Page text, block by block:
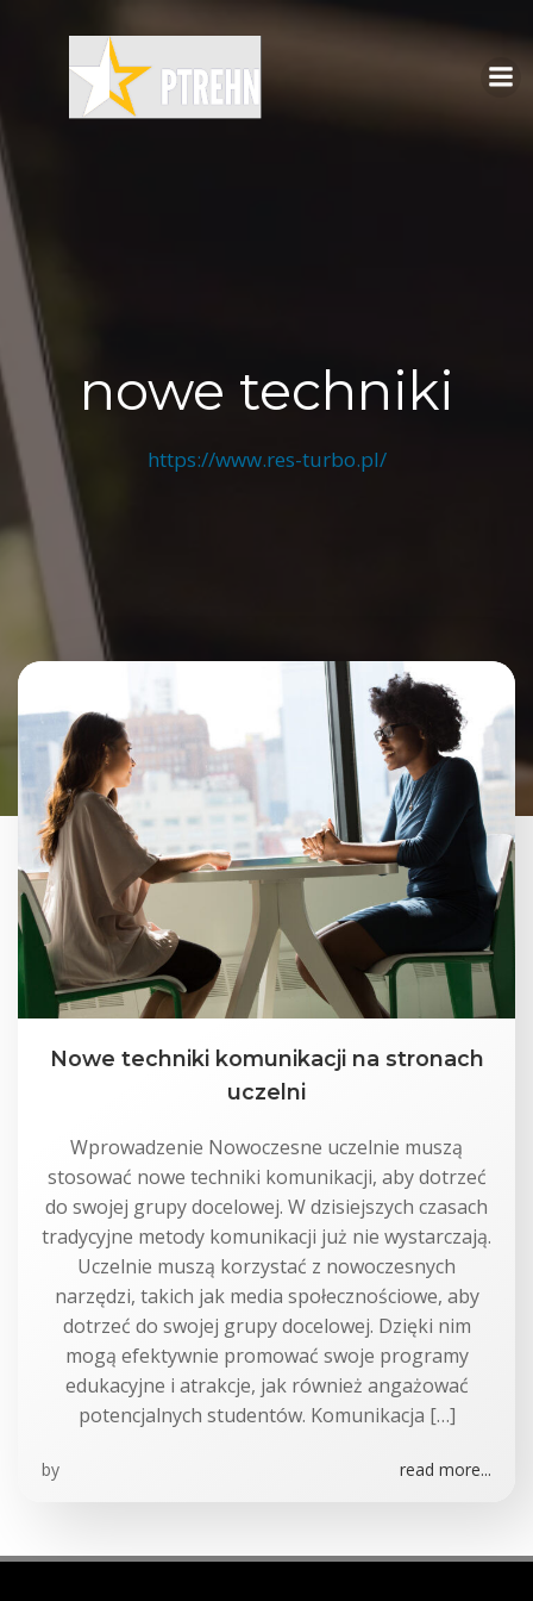
Skip
nowe techniki
https://www.res-turbo.pl/
Nowe techniki komunikacji na stronach
uczelni
Wprowadzenie Nowoczesne uczelnie muszą
stosować nowe techniki komunikacji, aby dotrzeć
do swojej grupy docelowej. W dzisiejszych czasach
tradycyjne metody komunikacji już nie wystarczają.
Uczelnie muszą korzystać z nowoczesnych
narzędzi, takich jak media społecznościowe, aby
dotrzeć do swojej grupy docelowej. Dzięki nim
mogą efektywnie promować swoje programy
edukacyjne i atrakcje, jak również angażować
potencjalnych studentów. Komunikacja […]
by read more...